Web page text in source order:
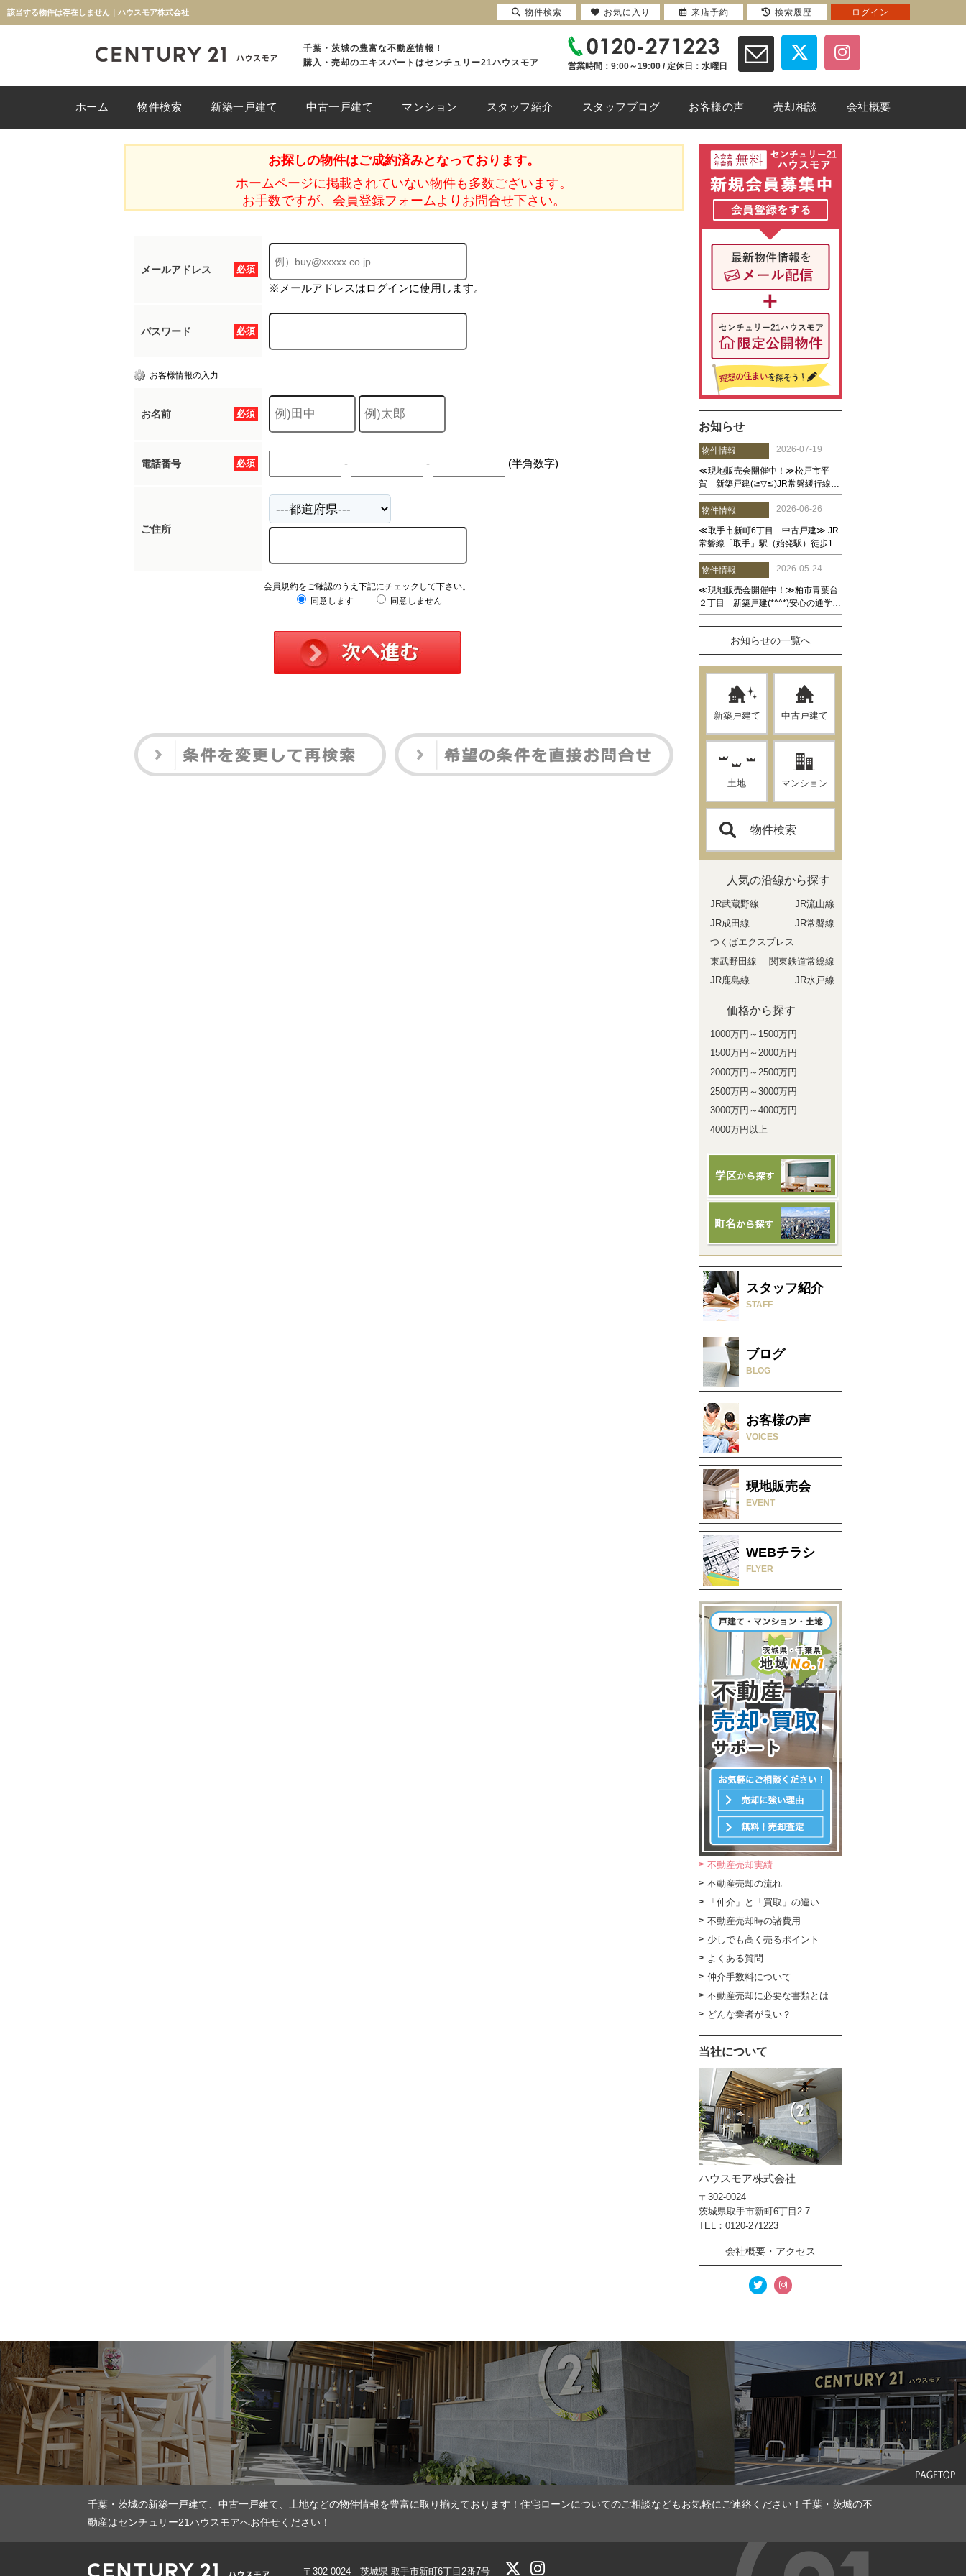
該当する物件は存在しません｜ハウスモア株式会社
千葉・茨城の豊富な不動産情報！
購入・売却のエキスパートはセンチュリー21ハウスモア
営業時間：9:00～19:00 / 定休日：水曜日
ホーム 物件検索 新築一戸建て 中古一戸建て マンション スタッフ紹介 スタッフブログ お客様の声 売却相談 会社概要
お探しの物件はご成約済みとなっております。
ホームページに掲載されていない物件も多数ございます。
お手数ですが、会員登録フォームよりお問合せ下さい。
必須
メールアドレス
※メールアドレスはログインに使用します。
必須
パスワード
お客様情報の入力
必須
お名前
必須
電話番号 - - (半角数字)
ご住所
会員規約をご確認のうえ下記にチェックして下さい。
同意します
同意しません
お知らせ
お知らせの一覧へ
新築戸建て 中古戸建て
土地 マンション
物件検索
人気の沿線から探す
JR武蔵野線
JR流山線
JR成田線
JR常磐線
つくばエクスプレス
東武野田線
関東鉄道常総線
JR鹿島線
JR水戸線
価格から探す
1000万円～1500万円
1500万円～2000万円
2000万円～2500万円
2500万円～3000万円
3000万円～4000万円
4000万円以上
スタッフ紹介
STAFF
ブログ
BLOG
お客様の声
VOICES
現地販売会
EVENT
WEBチラシ
FLYER
不動産売却実績
不動産売却の流れ
「仲介」と「買取」の違い
不動産売却時の諸費用
少しでも高く売るポイント
よくある質問
仲介手数料について
不動産売却に必要な書類とは
どんな業者が良い？
当社について
ハウスモア株式会社
〒302-0024
茨城県取手市新町6丁目2-7
TEL：0120-271223
会社概要・アクセス
千葉・茨城の新築一戸建て、中古一戸建て、土地などの物件情報を豊富に取り揃えております！住宅ローンについてのご相談などもお気軽にご連絡ください！千葉・茨城の不
動産はセンチュリー21ハウスモアへお任せください！
〒302-0024 茨城県 取手市新町6丁目2番7号
物件検索 お気に入り 来店予約 検索履歴 ログイン